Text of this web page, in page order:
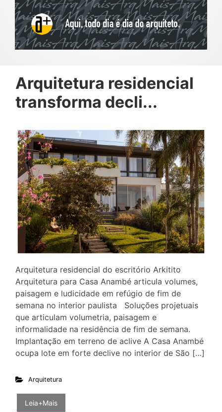
Arquitetura residencial
transforma decli...
Arquitetura residencial do escritório Arkitito
Arquitetura para Casa Anambé articula volumes,
paisagem e ludicidade em refúgio de fim de
semana no interior paulista Soluções projetuais
que articulam volumetria, paisagem e
informalidade na residência de fim de semana.
Implantação em terreno de aclive A Casa Anambé
ocupa lote em forte declive no interior de São […]
Arquitetura
Leia+Mais